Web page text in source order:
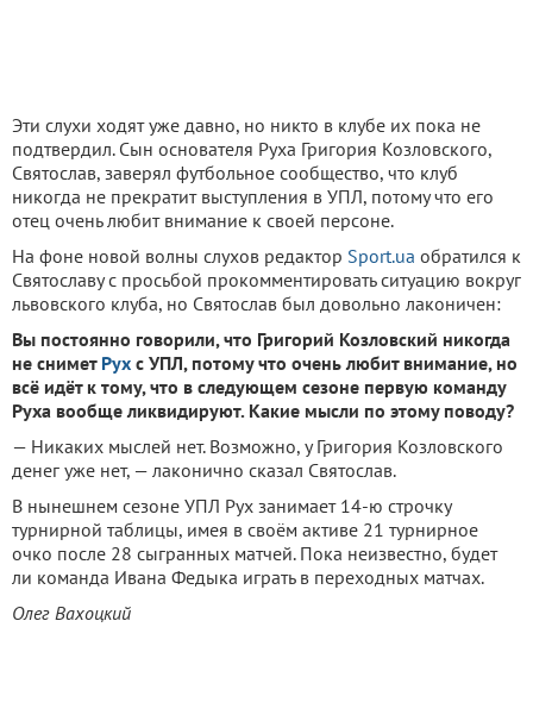
Эти слухи ходят уже давно, но никто в клубе их пока не
подтвердил. Сын основателя Руха Григория Козловского,
Святослав, заверял футбольное сообщество, что клуб
никогда не прекратит выступления в УПЛ, потому что его
отец очень любит внимание к своей персоне.
На фоне новой волны слухов редактор Sport.ua обратился к
Святославу с просьбой прокомментировать ситуацию вокруг
львовского клуба, но Святослав был довольно лаконичен:
Вы постоянно говорили, что Григорий Козловский никогда
не снимет Рух с УПЛ, потому что очень любит внимание, но
всё идёт к тому, что в следующем сезоне первую команду
Руха вообще ликвидируют. Какие мысли по этому поводу?
— Никаких мыслей нет. Возможно, у Григория Козловского
денег уже нет, — лаконично сказал Святослав.
В нынешнем сезоне УПЛ Рух занимает 14-ю строчку
турнирной таблицы, имея в своём активе 21 турнирное
очко после 28 сыгранных матчей. Пока неизвестно, будет
ли команда Ивана Федыка играть в переходных матчах.
Олег Вахоцкий